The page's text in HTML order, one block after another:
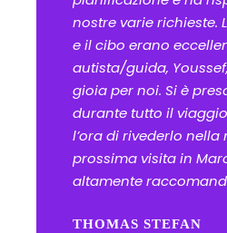
nostre varie richieste.
e il cibo erano
autista/guida,
gioia per noi. Si è
durante tutto il
l’ora di rivederlo nella
prossima visita in
altamente
THOMAS STEFAN